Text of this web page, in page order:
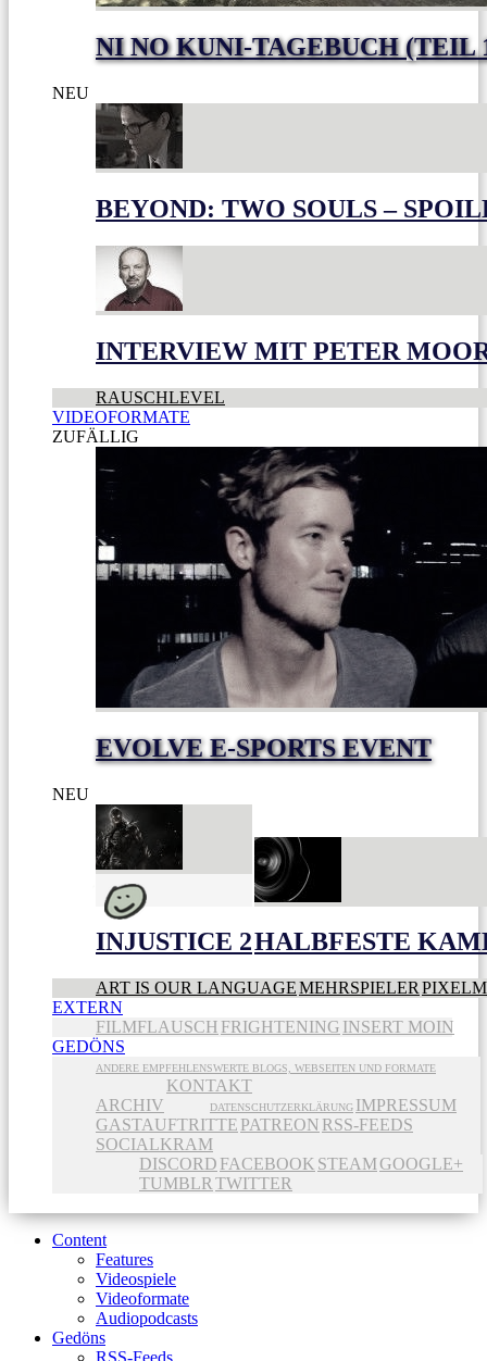
NI NO KUNI-TAGEBUCH (TEIL
NEU
BEYOND: TWO SOULS –
INTERVIEW MIT PETER
RAUSCHLEVEL
VIDEOFORMATE
ZUFÄLLIG
EVOLVE E-SPORTS EVENT
NEU
INJUSTICE 2HALBFESTE
ART IS OUR LANGUAGEMEHRSPIELER
EXTERN
FILMFLAUSCH FRIGHTENING INSERT MOIN
GEDÖNS
ANDERE EMPFEHLENSWERTE BLOGS, WEBSEITEN UND FORMATE
ARCHIV
KONTAKT
DATENSCHUTZERKLÄRUNG IMPRESSUM
GASTAUFTRITTE PATREON RSS-FEEDS
SOCIALKRAM
DISCORD FACEBOOK STEAMGOOGLE+
TUMBLR TWITTER
Content
Features
Videospiele
Videoformate
Audiopodcasts
Gedöns